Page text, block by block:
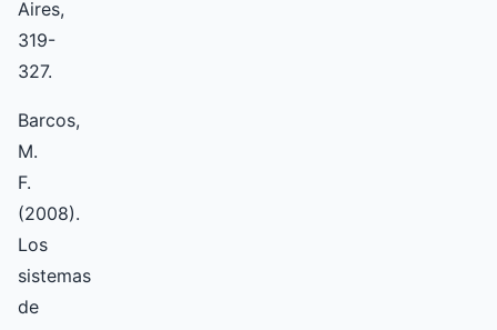
Aires,
319-
327.
Barcos,
M.
F.
(2008).
Los
sistemas
de